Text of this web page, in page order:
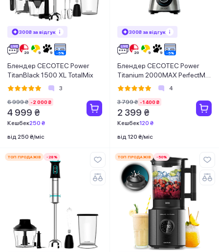
300₴ за відгук
Блендер CECOTEC Power
TitanBlack 1500 XL TotalMix
3
6 999 ₴ -2 000 ₴
4 999 ₴
Кешбек250 ₴
від 250 ₴/міс
300₴ за відгук
Блендер CECOTEC Power
Titanium 2000MAX PerfectMix
Black
4
3 799 ₴ -1 400 ₴
2 399 ₴
Кешбек120 ₴
від 120 ₴/міс
ТОП ПРОДАЖІВ -28% ТОП ПРОДАЖІВ -50%